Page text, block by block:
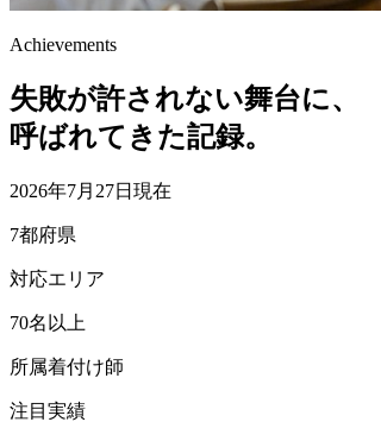
Achievements
失敗が許されない舞台に、
呼ばれてきた記録。
2026年7月27日現在
7都府県
対応エリア
70名以上
所属着付け師
注目実績